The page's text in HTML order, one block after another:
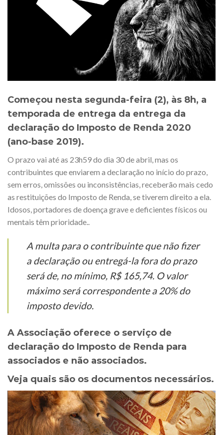
Começou nesta segunda-feira (2), às 8h, a
temporada de entrega da entrega da
declaração do Imposto de Renda 2020
(ano-base 2019).
O prazo vai até as 23h59 do dia 30 de abril, mas os
contribuintes que enviarem a declaração no início do prazo,
sem erros, omissões ou inconsistências, receberão mais cedo
as restituições do Imposto de Renda, se tiverem direito a ela.
Idosos, portadores de doença grave e deficientes físicos ou
mentais têm prioridade..
A multa para o contribuinte que não fizer
a declaração ou entregá-la fora do prazo
será de, no mínimo, R$ 165,74. O valor
máximo será correspondente a 20% do
imposto devido.
A Associação oferece o serviço de
declaração do Imposto de Renda para
associados e não associados.
Veja quais são os documentos necessários.